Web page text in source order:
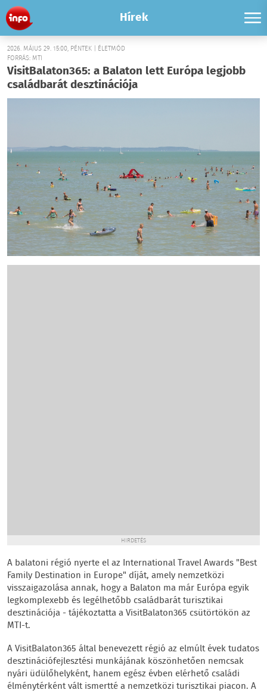
Hírek
2026. MÁJUS 29. 15:00, PÉNTEK | ÉLETMÓD
FORRÁS: MTI
VisitBalaton365: a Balaton lett Európa legjobb
családbarát desztinációja
HIRDETÉS
A balatoni régió nyerte el az International Travel Awards "Best
Family Destination in Europe" díját, amely nemzetközi
visszaigazolása annak, hogy a Balaton ma már Európa egyik
legkomplexebb és legélhetőbb családbarát turisztikai
desztinációja - tájékoztatta a VisitBalaton365 csütörtökön az
MTI-t.
A VisitBalaton365 által benevezett régió az elmúlt évek tudatos
desztinációfejlesztési munkájának köszönhetően nemcsak
nyári üdülőhelyként, hanem egész évben elérhető családi
élménytérként vált ismertté a nemzetközi turisztikai piacon. A